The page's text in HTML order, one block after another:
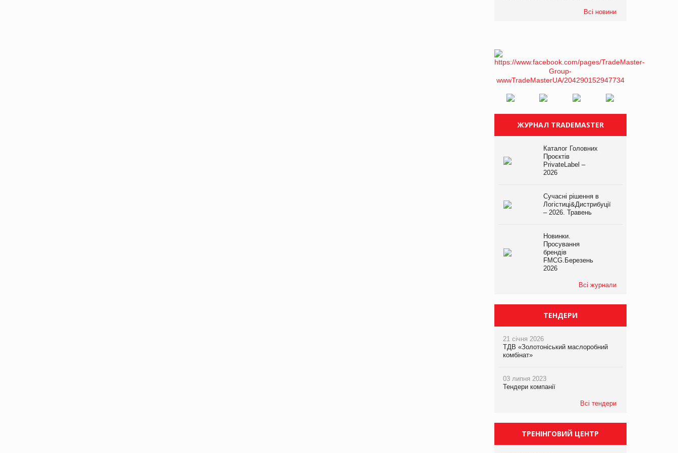
Всі новини
ЖУРНАЛ TRADEMASTER
Каталог Головних
Проєктів
PrivateLabel –
2026
Сучасні рішення в
Логістиці&Дистрибуції
– 2026. Травень
Новинки.
Просування
брендів
FMCG.Березень
2026
Всі журнали
ТЕНДЕРИ
21 січня 2026
ТДВ «Золотоніський маслоробний
комбінат»
03 липня 2023
Тендери компанії
Всі тендери
ТРЕНІНГОВИЙ ЦЕНТР